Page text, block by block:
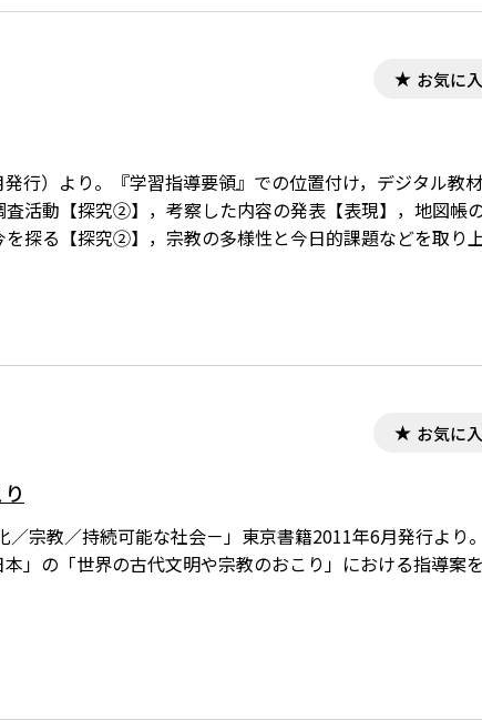
お気に
行）より。『学習指導要領』での位置付け，デジタル教
活動【探究②】，考察した内容の発表【表現】，地図帳
探る【探究②】，宗教の多様性と今日的課題などを取り上
お気に
／宗教／持続可能な社会－」東京書籍2011年6月発行より
」の「世界の古代文明や宗教のおこり」における指導案を